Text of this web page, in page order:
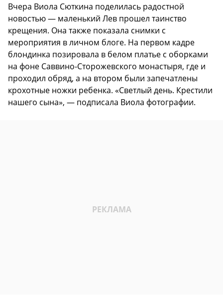
Вчера Виола Сюткина поделилась радостной
новостью — маленький Лев прошел таинство
крещения. Она также показала снимки с
мероприятия в личном блоге. На первом кадре
блондинка позировала в белом платье с оборками
на фоне Саввино-Сторожевского монастыря, где и
проходил обряд, а на втором были запечатлены
крохотные ножки ребенка. «Светлый день. Крестили
нашего сына», — подписала Виола фотографии.